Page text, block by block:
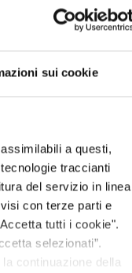
sui cookie
a questi,
traccianti
del servizio in linea
con terze parti e
tutti i cookie".
selezionati”.
continuazione della